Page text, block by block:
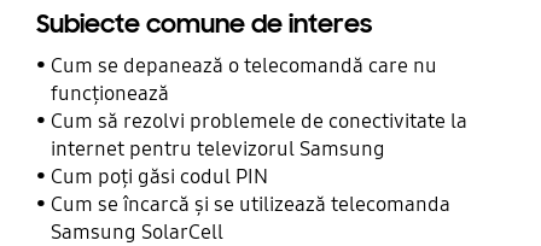
Subiecte comune de interes
Cum se depanează o telecomandă care nu
funcționează
Cum să rezolvi problemele de conectivitate la
internet pentru televizorul Samsung
Cum poți găsi codul PIN
Cum se încarcă și se utilizează telecomanda
Samsung SolarCell